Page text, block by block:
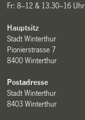
Fr: 8–12 & 13.30–16 Uhr
Hauptsitz
Stadt Winterthur
Pionierstrasse 7
8400 Winterthur
Postadresse
Stadt Winterthur
8403 Winterthur